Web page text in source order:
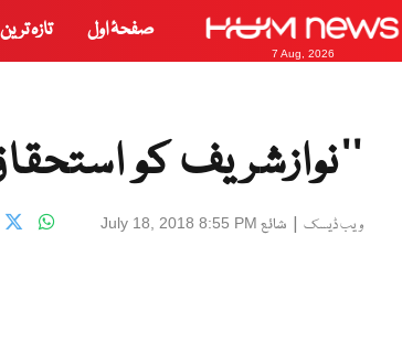
7 Aug, 2026
صفحۂ اول تازہ ترین
‘‘نوازشریف کو
ویب ڈیسک | شائع July 18, 2018 8:55 PM